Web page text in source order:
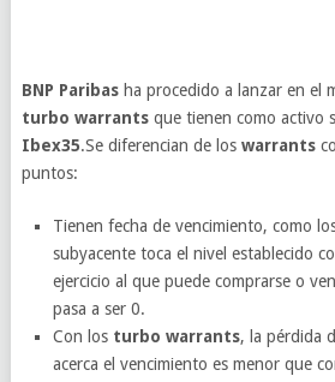
BNP Paribasha procedido a lanzar en el
turbo warrantsque tienen como activo
Ibex35.Se diferencian de los warrants
puntos:
Tienen fecha de vencimiento, como
subyacente toca el nivel establecido
ejercicio al que puede comprarse o
pasa a ser 0.
Con los turbo warrants, la pérdida
acerca el vencimiento es menor que